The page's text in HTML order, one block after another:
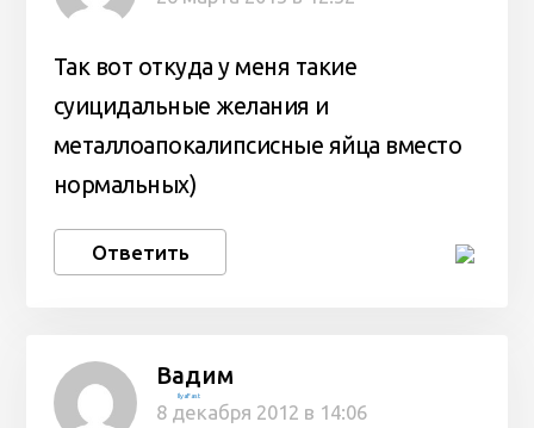
Так вот откуда у меня такие
суицидальные желания и
металлоапокалипсисные яйца вместо
нормальных)
Ответить
Вадим
IlyaFast
8 декабря 2012 в 14:06